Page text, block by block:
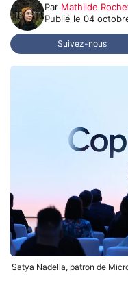
Par Mathilde
Publié le 04
Suivez-nous
Satya Nadella, patron de